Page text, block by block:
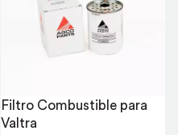
Filtro Combustible para
Valtra